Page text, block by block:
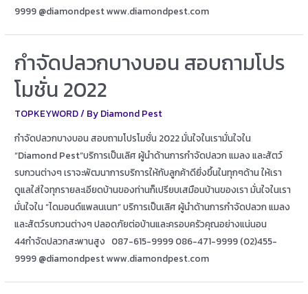
9999 @diamondpest www.diamondpest.com
กำจัดปลวกบางบอน สอบถามโปร
โมชั่น 2022
TOPKEYWORD/ By Diamond Pest
กำจัดปลวกบางบอน สอบถามโปรโมชั่น 2022 มั่นใจในเรามั่นใจใน
“Diamond Pest”บริการเป็นเลิศ ผู้นำด้านการกำจัดปลวก แมลง และสัตว์
รบกวนต่างๆ เราจะพัฒนาการบริการให้กับลูกค้าดียิ่งขึ้นในทุกๆด้าน ให้เรา
ดูแลใส่ใจทุกรายละเอียดบ้านของท่านก็เปรียบเสมือนบ้านของเรา มั่นใจในเรา
มั่นใจใน “ไดมอนด์แพลนเนท” บริการเป็นเลิศ ผู้นำด้านการกำจัดปลวก แมลง
และสัตว์รบกวนต่างๆ ปลอดภัยต่อบ้านและครอบครัวคุณอย่างแน่นอน
44กำจัดปลวกสะพานสูง 087-615-9999 086-471-9999 (02)455-
9999 @diamondpest www.diamondpest.com